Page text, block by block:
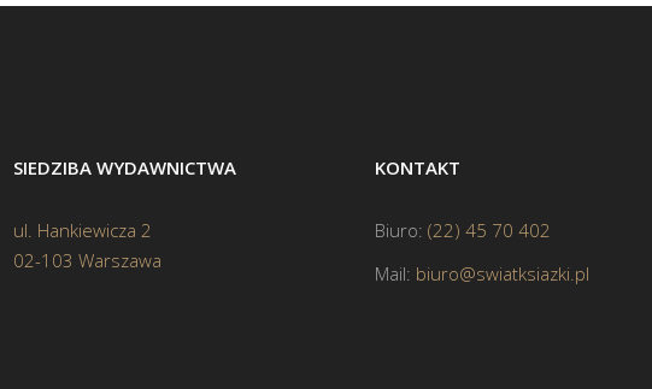
SIEDZIBA WYDAWNICTWA
ul. Hankiewicza 2
02-103 Warszawa
KONTAKT
Biuro: (22) 45 70 402
Mail: biuro@swiatksiazki.pl